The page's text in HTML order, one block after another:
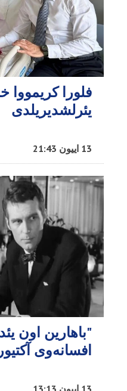
فلورا کریمووا
یئرلشدیریلدی
13 اییون 21:43
"باهارین اون
افسانه‌وی